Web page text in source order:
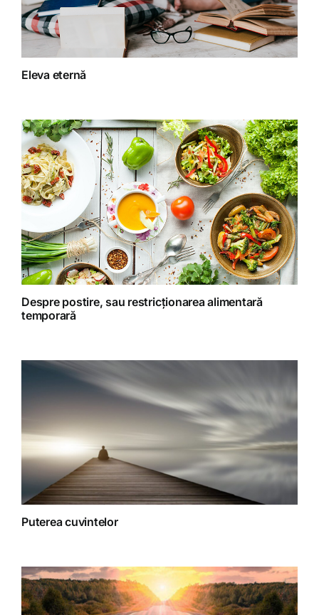
Fără categorie
Fitoterapie
Homeopatie
Retete fructariene
Retete preparate
Retete Raw (nepreparate termic)
Eleva eternă
Despre postire, sau restricționarea alimentară
temporară
Puterea cuvintelor